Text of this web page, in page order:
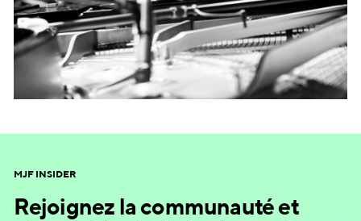
MJF INSIDER
Rejoignez la communauté et